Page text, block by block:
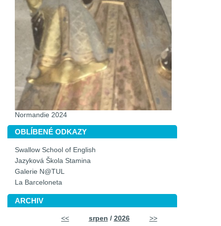
Normandie 2024
OBLÍBENÉ ODKAZY
Swallow School of English
Jazyková Škola Stamina
Galerie N@TUL
La Barceloneta
ARCHIV
<< srpen / 2026 >>